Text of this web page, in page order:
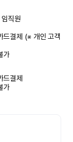
직원
드결제 (※ 개인 고객
가
드결제
가